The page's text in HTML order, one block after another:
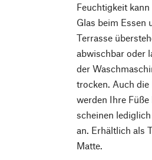
Feuchtigkeit
Glas beim Essen
Terrasse
abwischbar oder
der
trocken. Auch
werden Ihre
scheinen
an. Erhältlich als
Matte.